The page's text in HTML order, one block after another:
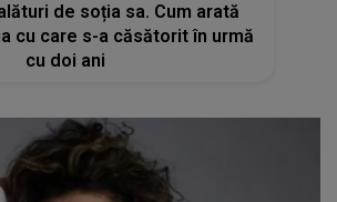
de soția sa. Cum arată
cu care s-a căsătorit în urmă
cu doi ani